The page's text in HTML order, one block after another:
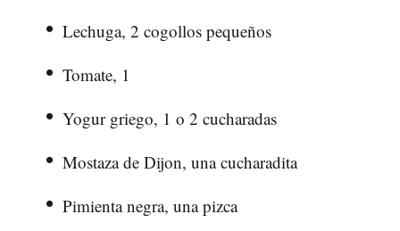
Lechuga, 2 cogollos pequeños
Tomate, 1
Yogur griego, 1 o 2 cucharadas
Mostaza de Dijon, una cucharadita
Pimienta negra, una pizca